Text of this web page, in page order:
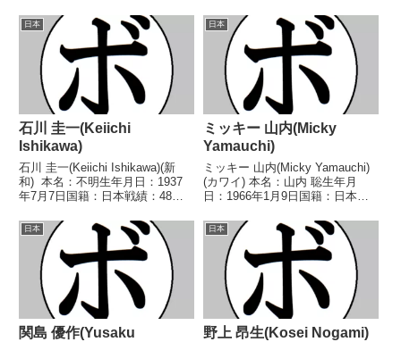
●4R判定 0-2(38-38、37-39、37-
39...
ル】なし【戦歴】■2014年度東日
本スーパーライト級新人王予選
2014/06/01 ●...
日本
石川 圭一(Keiichi
Ishikawa)
石川 圭一(Keiichi Ishikawa)(新
和) 本名：不明生年月日：1937
年7月7日国籍：日本戦績：48戦
ル】1956年度全日本ライト級新
人王第11代日本ライト級王
座 【戦歴】1956...
日本
ミッキー 山内(Micky
Yamauchi)
ミッキー 山内(Micky Yamauchi)
(カワイ) 本名：山内 聡生年月
日：1966年1月9日国籍：日本戦
タイトル】なし 【戦歴】
1989/11/18 △4R判定 (採点不
明) 田中 由起夫(ワタ...
日本
関島 優作(Yusaku
日本
野上 昂生(Kosei Nogami)